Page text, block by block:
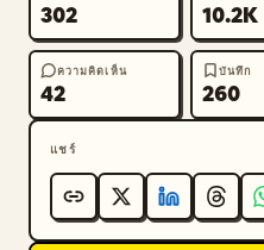
302 10.2K
ความคิดเห็น
42
บันทึก
260
แชร์